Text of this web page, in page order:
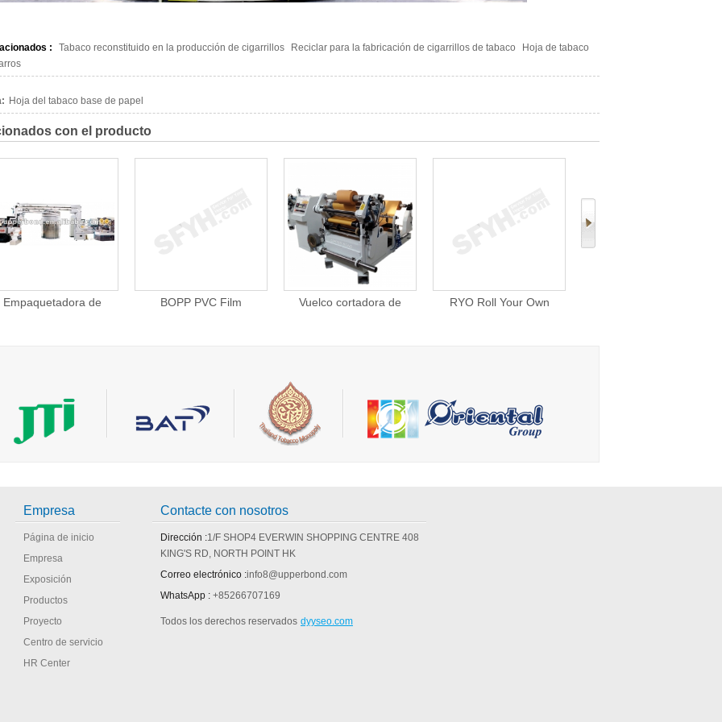
: Tabaco reconstituido en la producción de cigarrillos Reciclar para la fabricación de cigarrillos de tabaco
Hoja de tabaco
Hoja del tabaco base de papel
con el producto
BOPP PVC Film
Vuelco cortadora de
RYO Roll Your Own
Hoja del tabacoo larga
Empresa
Página de inicio
Empresa
Exposición
Productos
Proyecto
Centro de servicio
HR Center
Contacte con nosotros
Dirección :1/F SHOP4 EVERWIN SHOPPING CENTRE 408
KING'S RD, NORTH POINT HK
Correo electrónico :info8@upperbond.com
WhatsApp : +85266707169
Todos los derechos reservados dyyseo.com